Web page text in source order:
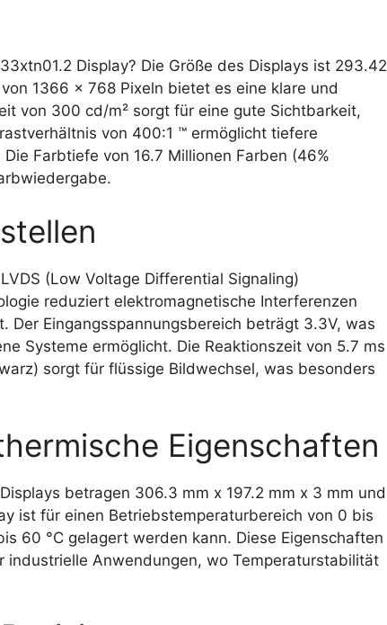
Display? Die Größe des Displays ist 293.42
1366 x 768 Pixeln bietet es eine klare und
von 300 cd/m² sorgt für eine gute Sichtbarkeit,
von 400:1 ™ ermöglicht tiefere
Farbtiefe von 16.7 Millionen Farben (46%
(Low Voltage Differential Signaling)
reduziert elektromagnetische Interferenzen
Der Eingangsspannungsbereich beträgt 3.3V, was
Systeme ermöglicht. Die Reaktionszeit von 5.7 ms
sorgt für flüssige Bildwechsel, was besonders
Eigenschaften
betragen 306.3 mm x 197.2 mm x 3 mm und
ist für einen Betriebstemperaturbereich von 0 bis
60 °C gelagert werden kann. Diese Eigenschaften
industrielle Anwendungen, wo Temperaturstabilität